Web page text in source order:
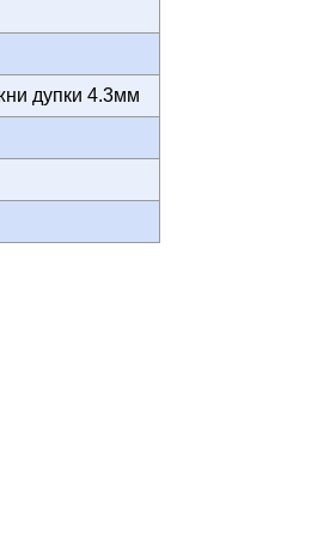
дупки 4.3мм